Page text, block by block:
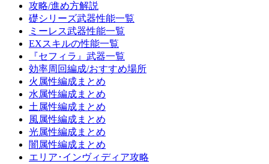
攻略/進め方解説
礎シリーズ武器性能一覧
ミーレス武器性能一覧
EXスキルの性能一覧
『セフィラ』武器一覧
効率周回編成/おすすめ場所
火属性編成まとめ
水属性編成まとめ
土属性編成まとめ
風属性編成まとめ
光属性編成まとめ
闇属性編成まとめ
エリア･インヴィディア攻略